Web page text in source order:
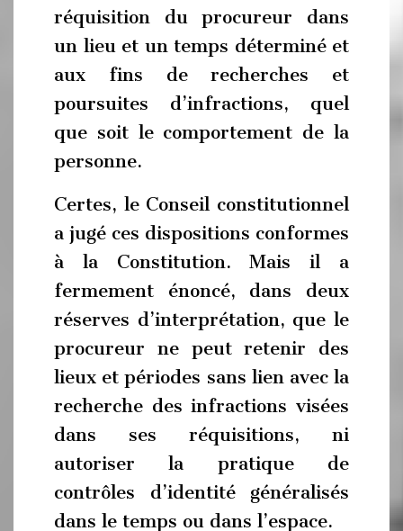
réquisition du procureur dans
un lieu et un temps déterminé et
aux fins de recherches et
poursuites d’infractions, quel
que soit le comportement de la
personne.
Certes, le Conseil constitutionnel
a jugé ces dispositions conformes
à la Constitution. Mais il a
fermement énoncé, dans deux
réserves d’interprétation, que le
procureur ne peut retenir des
lieux et périodes sans lien avec la
recherche des infractions visées
dans ses réquisitions, ni
autoriser la pratique de
contrôles d’identité généralisés
dans le temps ou dans l’espace.